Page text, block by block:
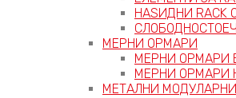
НАЅИДНИ RACK
МЕРНИ ОРМАРИ
МЕРНИ ОРМАРИ
МЕРНИ ОРМАРИ
МЕТАЛНИ